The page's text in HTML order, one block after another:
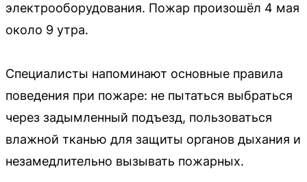
электрооборудования. Пожар произошёл 4 мая
около 9 утра.
Специалисты напоминают основные правила
поведения при пожаре: не пытаться выбраться
через задымленный подъезд, пользоваться
влажной тканью для защиты органов дыхания и
незамедлительно вызывать пожарных.